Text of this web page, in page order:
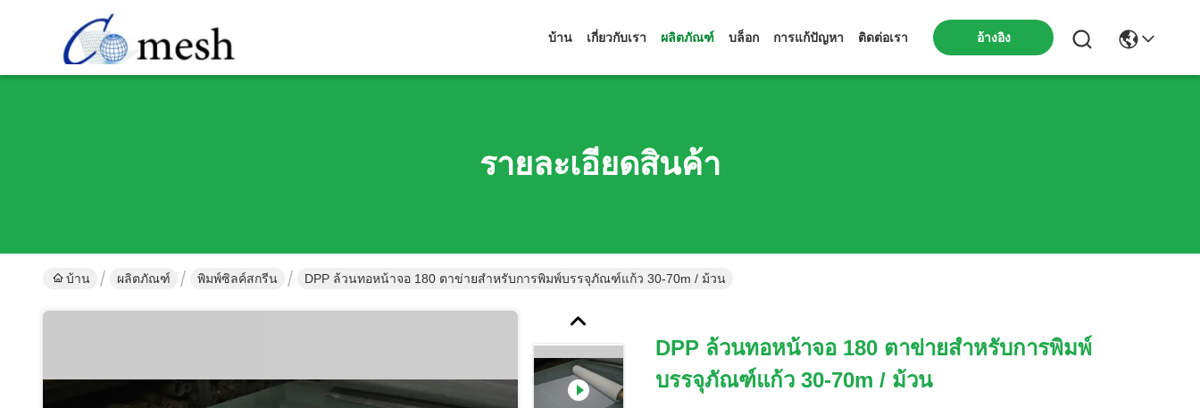
บ้าน เกี่ยวกับเรา ผลิตภัณฑ์ บล็อก การแก้ปัญหา ติดต่อเรา อ้างอิง
รายละเอียดสินค้า
บ้าน ผลิตภัณฑ์ พิมพ์ซิลค์สกรีน DPP ล้วนทอหน้าจอ 180 ตาข่ายสำหรับการพิมพ์บรรจุภัณฑ์แก้ว 30-70m / ม้วน
DPP ล้วนทอหน้าจอ 180 ตาข่ายสำหรับการพิมพ์
บรรจุภัณฑ์แก้ว 30-70m / ม้วน